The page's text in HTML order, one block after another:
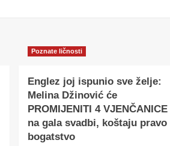
Poznate ličnosti
Englez joj ispunio sve želje:
Melina Džinović će
PROMIJENITI 4 VJENČANICE
na gala svadbi, koštaju pravo
bogatstvo